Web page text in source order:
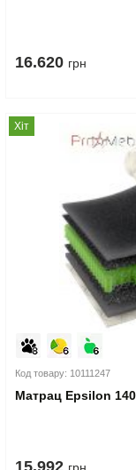
16.620 грн
Хіт
Код товару: 10111247
Матрац Epsilon